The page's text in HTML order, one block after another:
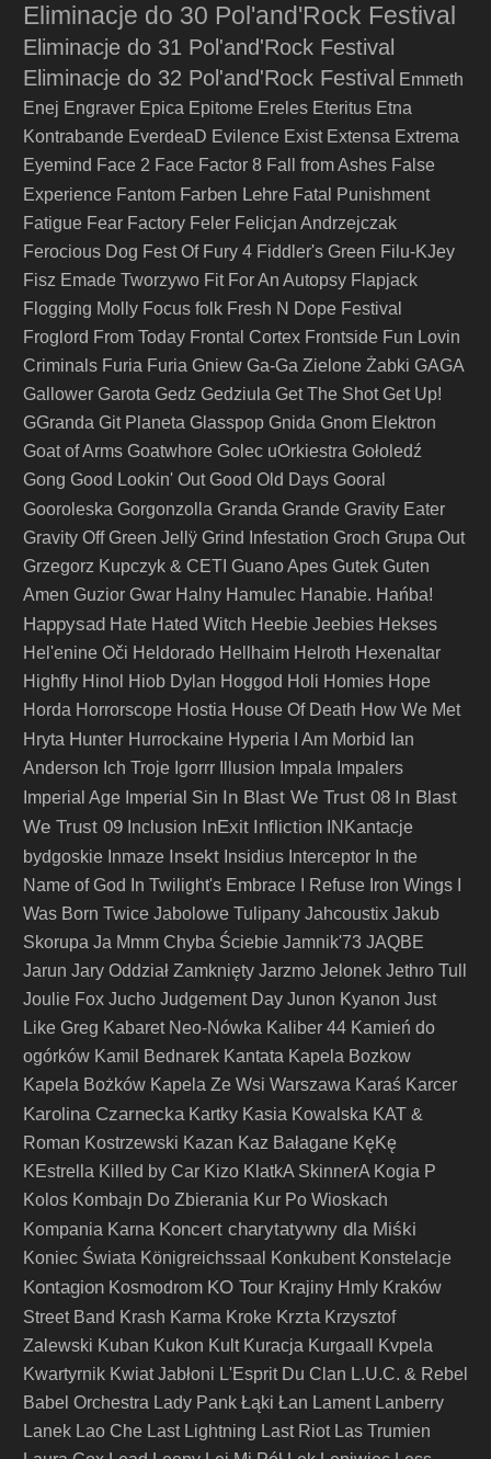
Eliminacje do 30 Pol'and'Rock Festival
Eliminacje do 31 Pol'and'Rock Festival
Eliminacje do 32 Pol'and'Rock Festival Emmeth
Enej Engraver Epica Epitome Ereles Eteritus Etna
Kontrabande EverdeaD Evilence Exist Extensa Extrema
Eyemind Face 2 Face Factor 8 Fall from Ashes False
Experience Fantom Farben Lehre Fatal Punishment
Fatigue Fear Factory Feler Felicjan Andrzejczak
Ferocious Dog Fest Of Fury 4 Fiddler's Green Filu-KJey
Fisz Emade Tworzywo Fit For An Autopsy Flapjack
Flogging Molly Focus folk Fresh N Dope Festival
Froglord From Today Frontal Cortex Frontside Fun Lovin
Criminals Furia Furia Gniew Ga-Ga Zielone Żabki GAGA
Gallower Garota Gedz Gedziula Get The Shot Get Up!
GGranda Git Planeta Glasspop Gnida Gnom Elektron
Goat of Arms Goatwhore Golec uOrkiestra Gołoledź
Gong Good Lookin' Out Good Old Days Gooral
Gooroleska Gorgonzolla Granda Grande Gravity Eater
Gravity Off Green Jellÿ Grind Infestation Groch Grupa Out
Grzegorz Kupczyk & CETI Guano Apes Gutek Guten
Amen Guzior Gwar Halny Hamulec Hanabie. Hańba!
Happysad Hate Hated Witch Heebie Jeebies Hekses
Hel'enine Oči Heldorado Hellhaim Helroth Hexenaltar
Highfly Hinol Hiob Dylan Hoggod Holi Homies Hope
Horda Horrorscope Hostia House Of Death How We Met
Hryta Hunter Hurrockaine Hyperia I Am Morbid Ian
Anderson Ich Troje Igorrr Illusion Impala Impalers
Imperial Age Imperial Sin In Blast We Trust 08 In Blast
We Trust 09 Inclusion InExit Infliction INKantacje
bydgoskie Inmaze Insekt Insidius Interceptor In the
Name of God
In Twilight's Embrace I Refuse Iron Wings
Was Born Twice Jabolowe Tulipany Jahcoustix Jakub
Skorupa Ja Mmm Chyba Ściebie Jamnik'73 JAQBE
Jarun Jary Oddział Zamknięty Jarzmo Jelonek Jethro Tull
Joulie Fox Jucho Judgement Day Junon Kyanon Just
Like Greg Kabaret Neo-Nówka Kaliber 44 Kamień do
ogórków Kamil Bednarek Kantata Kapela Bozkow
Kapela Bożków Kapela Ze Wsi Warszawa Karaś Karcer
Karolina Czarnecka Kartky Kasia Kowalska KAT &
Roman Kostrzewski Kazan Kaz Bałagane KęKę
KEstrella Killed by Car Kizo KlatkA SkinnerA Kogia P
Kolos Kombajn Do Zbierania Kur Po Wioskach
Kompania Karna Koncert charytatywny dla Miśki
Koniec Świata Königreichssaal Konkubent Konstelacje
Kontagion Kosmodrom KO Tour Krajiny Hmly Kraków
Street Band Krash Karma Kroke Krzta Krzysztof
Zalewski Kuban Kukon Kult Kuracja Kurgaall
Kvpela
Kwartyrnik Kwiat Jabłoni L'Esprit Du Clan L.U.C. & Rebel
Babel Orchestra Lady Pank Łąki Łan Lament Lanberry
Lanek Lao Che Last Lightning Last Riot Las Trumien